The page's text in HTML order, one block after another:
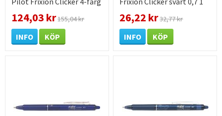
0,7 1 st / förpackning
124,03 kr155,04 kr
INFO KÖP
st / förpackning
26,22 kr32,77 kr
INFO KÖP